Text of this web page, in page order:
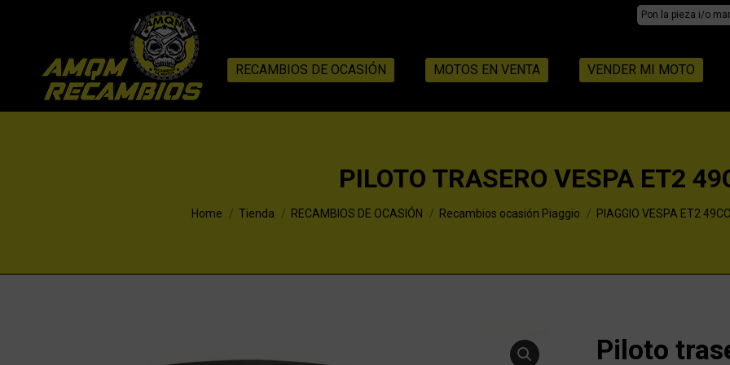
Search:
RECAMBIOS DE OCASIÓN MOTOS EN VENTA VENDER MI MOTO
PILOTO TRASERO VESPA ET2
You are here:
Home Tienda RECAMBIOS DE OCASIÓN Recambios ocasión Piaggio PIAGGIO VESPA ET2 49CC
Piloto